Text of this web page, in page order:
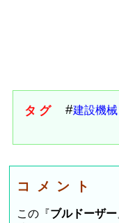
タグ 建設機械
コメント
この『ブルドーザー